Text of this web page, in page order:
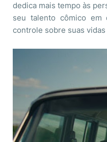
dedica mais tempo às
seu talento cômico em
controle sobre suas